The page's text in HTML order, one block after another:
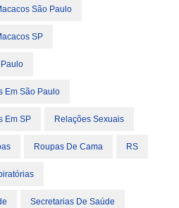
São Paulo
SP
Em São Paulo
Em SP Relações Sexuais
Roupas De Cama RS
Secretarias De Saúde